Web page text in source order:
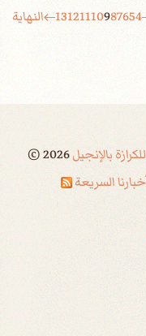
4
5
6
7
8
9
10
11
12
13 النهاية
بالإنجيل ©2026
السريعة